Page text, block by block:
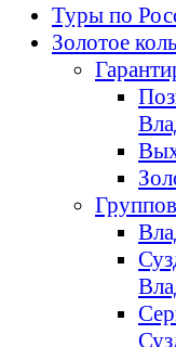
Туры по
Золотое